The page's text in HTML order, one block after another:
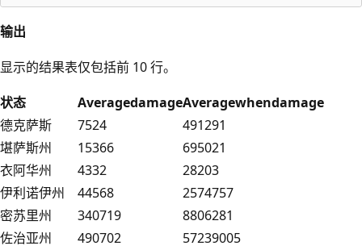
输出
显示的结果表仅包括前 10 行。
状态
AveragedamageAveragewhendamage
德克萨斯
7524
491291
堪萨斯州
15366
695021
衣阿华州
4332
28203
伊利诺伊州
44568
2574757
密苏里州
340719
8806281
佐治亚州
490702
57239005